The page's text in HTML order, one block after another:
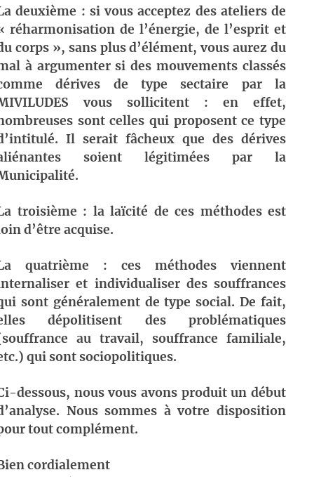
deuxième : si vous acceptez des ateliers de
réharmonisation de l’énergie, de l’esprit et
corps », sans plus d’élément, vous aurez du
à argumenter si des mouvements classés
dérives de type sectaire par la
vous sollicitent : en effet,
sont celles qui proposent ce type
Il serait fâcheux que des dérives
soient légitimées par la
troisième : la laïcité de ces méthodes est
d’être acquise.
quatrième : ces méthodes viennent
et individualiser des souffrances
sont généralement de type social. De fait,
dépolitisent des problématiques
au travail, souffrance familiale,
qui sont sociopolitiques.
dessous, nous vous avons produit un début
Nous sommes à votre disposition
tout complément.
cordialement